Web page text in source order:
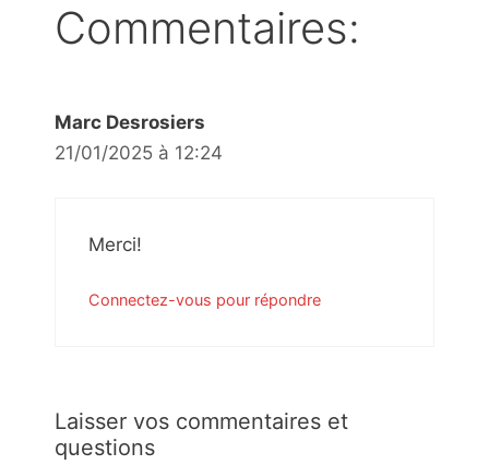
Commentaires:
Marc Desrosiers
21/01/2025 à 12:24
Merci!
Connectez-vous pour répondre
Laisser vos commentaires et
questions